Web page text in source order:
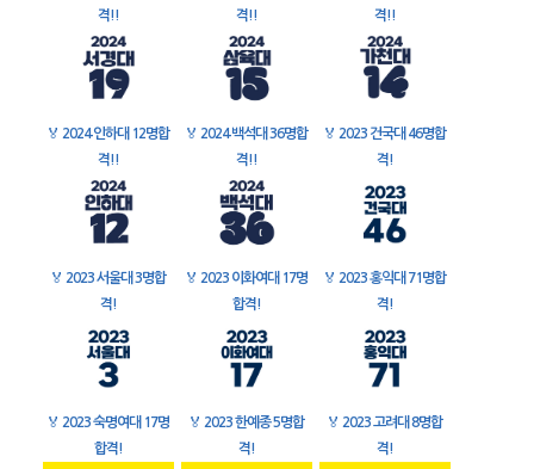
격!!
격!!
격!!
🏅 2024 인하대 12명합
격!!
🏅 2024 백석대 36명합
격!!
🏅 2023 건국대 46명합
격!
🏅 2023 서울대 3명합
격!
🏅 2023 이화여대 17명
합격!
🏅 2023 홍익대 71명합
격!
🏅 2023 숙명여대 17명
합격!
🏅 2023 한예종 5명합
격!
🏅 2023 고려대 8명합
격!